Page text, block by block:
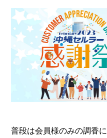
普段は会員様のみの調香